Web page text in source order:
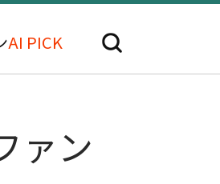
AI PICK
ァン